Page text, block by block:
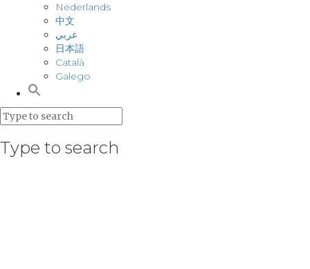
Nederlands
中文
عربي
日本語
Català
Galego
Type to search